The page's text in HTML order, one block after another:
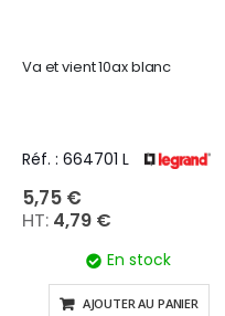
Va et vient 10ax blanc
Réf. : 664701 L
5,75 €
4,79 €
En stock
AJOUTER AU PANIER